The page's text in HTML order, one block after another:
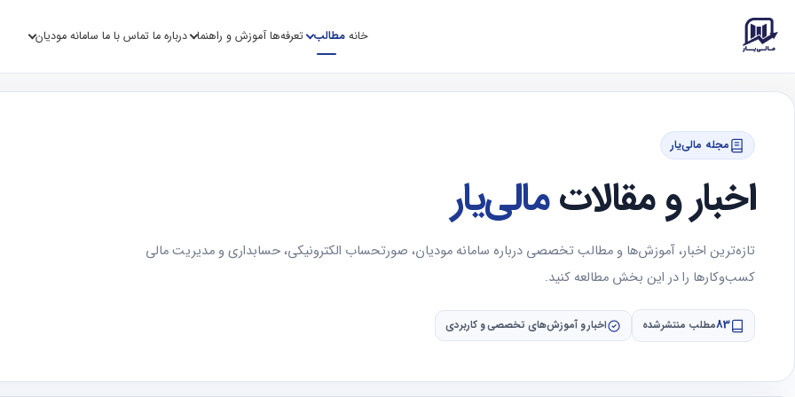
خانه مطالب تعرفه‌ها آموزش و راهنما درباره ما تماس با ما سامانه مودیان
مجله مالی‌یار
اخبار و مقالاتمالی‌یار
تازه‌ترین اخبار، آموزش‌ها و مطالب تخصصی درباره سامانه مودیان، صورتحساب الکترونیکی، حسابداری و مدیریت مالی
کسب‌وکارها را در این بخش مطالعه کنید.
83مطلب منتشرشده اخبار و آموزش‌های تخصصی و کاربردی